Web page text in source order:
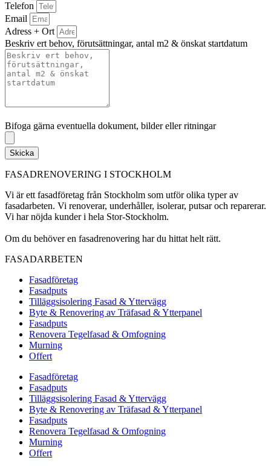
Telefon
Email
Adress + Ort
Beskriv ert behov, förutsättningar, antal m2 & önskat startdatum
Bifoga gärna eventuella dokument, bilder eller ritningar
Skicka
FASADRENOVERING I STOCKHOLM
Vi är ett fasadföretag från Stockholm som utför olika typer av
fasadarbeten. Vi renoverar, underhåller, isolerar, putsar och reparerar.
Vi har nöjda kunder i hela Stor-Stockholm.
Om du behöver en fasadrenovering har du hittat helt rätt.
FASADARBETEN
Fasadföretag
Fasadputs
Tilläggsisolering Fasad & Yttervägg
Byte & Renovering av Träfasad & Ytterpanel
Fasadputs
Renovera Tegelfasad & Omfogning
Murning
Offert
Fasadföretag
Fasadputs
Tilläggsisolering Fasad & Yttervägg
Byte & Renovering av Träfasad & Ytterpanel
Fasadputs
Renovera Tegelfasad & Omfogning
Murning
Offert